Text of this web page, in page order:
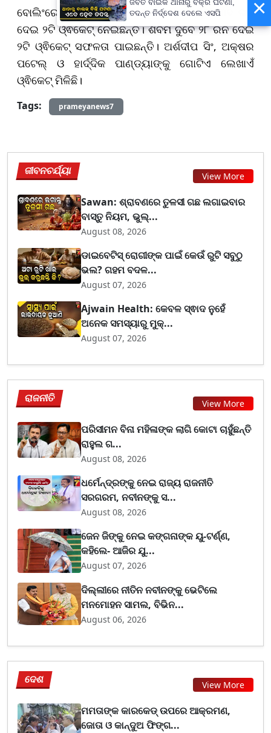
ବୋଲିଂରେ ଭାରତ ପକ୍ଷରୁ ବରୁଣ ଚକ୍ରବର୍ତ୍ତୀ ୩୭ ରନ
ଦେଇ ୨ଟି ଓ୍ଵିକେଟ୍ ନେଇଛନ୍ତି। ଶିବମ ଦୁବେ ୨୮ ରନ ଦେଇ
୨ଟି ଓ୍ଵିକେଟ୍ ସଫଳତା ପାଇଛନ୍ତି। ଅର୍ଶଦୀପ ସିଂ, ଅକ୍ଷର
ପଟେଲ୍ ଓ ହାର୍ଦ୍ଦିକ ପାଣ୍ଡ୍ୟାଙ୍କୁ ଗୋଟିଏ ଲେଖାଏଁ
ଓ୍ଵିକେଟ୍ ମିଳିଛି।
Tags: prameyanews7
ଜୀବନଚର୍ଯ୍ୟା View More
Sawan: ଶ୍ରାବଣରେ ତୁଳସୀ ଗଛ ଲଗାଇବାର
ବାସ୍ତୁ ନିୟମ, ଭୁଲ୍...
August 08, 2026
ଡାଇବେଟିସ୍ ରୋଗୀଙ୍କ ପାଇଁ କେଉଁ ରୁଟି ସବୁଠୁ
ଭଲ? ଗହମ ବଦଳ...
August 07, 2026
Ajwain Health: କେବଳ ସ୍ଵାଦ ନୁହେଁ
ଅନେକ ସମସ୍ୟାରୁ ମୁକ୍...
August 07, 2026
ରାଜନୀତି View More
ପରିସୀମନ ବିନା ମହିଳାଙ୍କ ଲାଗି କୋଟା ଚାହୁଁଛନ୍ତି
ରାହୁଲ ଗ...
August 08, 2026
ଧର୍ମେନ୍ଦ୍ରଙ୍କୁ ନେଇ ରାଜ୍ୟ ରାଜନୀତି
ସରଗରମ, ନବୀନଙ୍କୁ ସ...
August 08, 2026
ଜେନ ଜିଙ୍କୁ ନେଇ କଙ୍ଗନାଙ୍କ ୟୁ-ଟର୍ଣ୍ଣ,
କହିଲେ- ଆଜିର ଯୁ...
August 07, 2026
ଦିଲ୍ଲୀରେ ନୀତିନ ନବୀନଙ୍କୁ ଭେଟିଲେ
ମନମୋହନ ସାମଲ, ବିଭିନ...
August 06, 2026
ଦେଶ View More
ମମତାଙ୍କ କାରକେଡ୍‌ ଉପରେ ଆକ୍ରମଣ,
ଜୋତା ଓ କାନ୍ଦୁଅ ଫିଙ୍ଗ...
×
ଜବତ ବାଇକ ଥାନାରୁ ବିକ୍ରି ଘଟଣା,
ତଦନ୍ତ ନିର୍ଦ୍ଦେଶ ଦେଲେ ଏସପି